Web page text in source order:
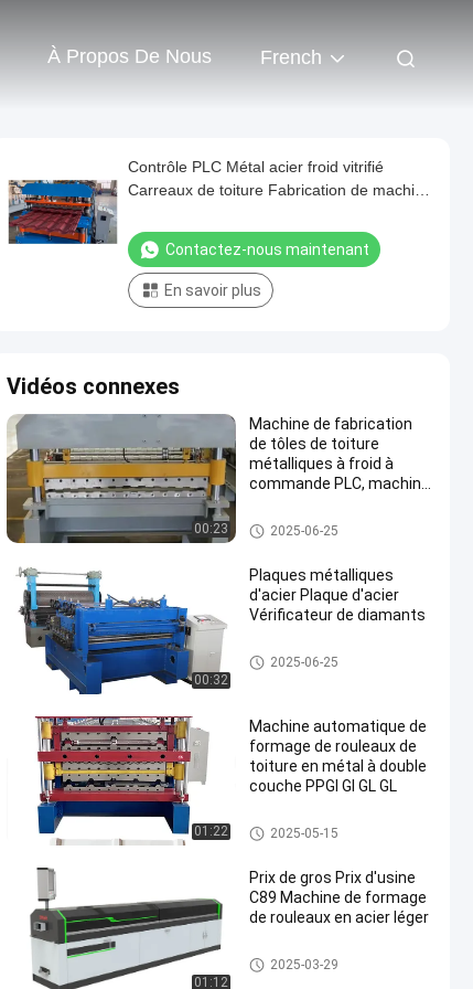
À Propos De Nous French
Contrôle PLC Métal acier froid vitrifié
Carreaux de toiture Fabrication de machine
Contactez-nous maintenant
En savoir plus
Vidéos connexes
00:23
Machine de fabrication
de tôles de toiture
métalliques à froid à
commande PLC, machine
de panneaux muraux et
de tuiles de toit
Petit pain de toit formant la m
achine
2025-06-25
00:32
Plaques métalliques
d'acier Plaque d'acier
Vérificateur de diamants
Petit pain de toit formant la m
achine
2025-06-25
01:22
Machine automatique de
formage de rouleaux de
toiture en métal à double
couche PPGI GI GL GL
Petit pain de double couche for
mant la machine
2025-05-15
01:12
Prix de gros Prix d'usine
C89 Machine de formage
de rouleaux en acier léger
Petit pain de toit formant la m
achine
2025-03-29